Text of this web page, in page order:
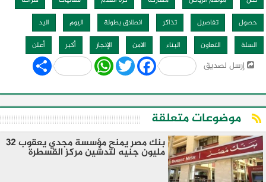
حصول
تفاصيل تذاكر انطلاق بطولة اليوم
اليد
السلة
التعاون البناء الامن الإنجاز أكبر أعلن
إرسل لصديق Share WhatsApp
Twitter Facebook
موضوعات متعلقة
بنك مصر يمنح مؤسسة مجدي يعقوب 32
مليون جنيه لتدشين مركز القسطرة